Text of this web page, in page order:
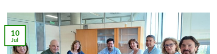
10
Jul